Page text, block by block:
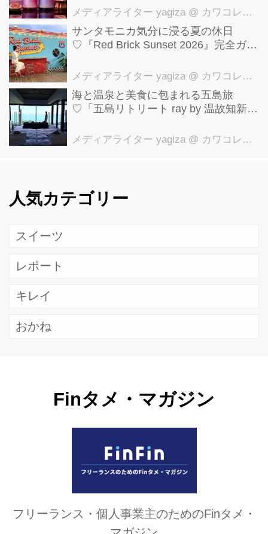
メディアライター yagiza @ カワコレメディア編集部
サンタモニカ気分に浸る夏の休日
♡『Red Brick Sunset 2026』完全ガイ
メディアライター yagiza @ カワコレメディア編集部
海と温泉と美食に包まれる五島旅
♡「五島リトリート ray by 温故知新」
メディアライター yagiza @ カワコレメディア編集部
人気カテゴリー
スイーツ
レポート
キレイ
おかね
Finタメ・マガジン
フリーランス・個人事業主のためのFinタメ・